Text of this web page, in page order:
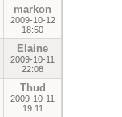
markon
2009-10-12
18:50
Elaine
2009-10-11
22:08
Thud
2009-10-11
19:11